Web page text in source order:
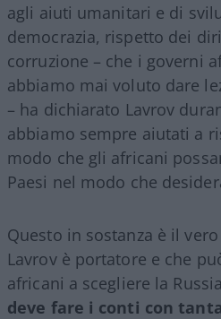
agli aiuti umanitari e di
democrazia, rispetto dei
corruzione – che i governi
abbiamo mai voluto dare
– ha dichiarato Lavrov
abbiamo sempre aiutati a
modo che gli africani
Paesi nel modo che
Questo in sostanza è il
Lavrov è portatore e che
africani a scegliere la
deve fare i conti con